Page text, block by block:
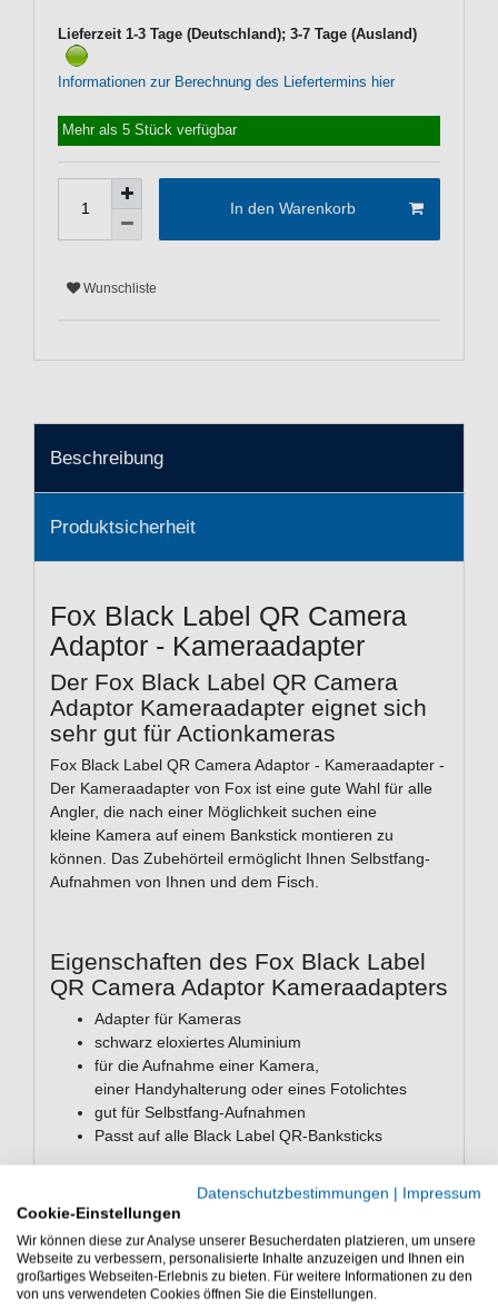
Lieferzeit 1-3 Tage (Deutschland); 3-7 Tage (Ausland)
Informationen zur Berechnung des Liefertermins hier
Mehr als 5 Stück verfügbar
In den Warenkorb
Wunschliste
Beschreibung
Produktsicherheit
Fox Black Label QR Camera
Adaptor - Kameraadapter
Der Fox Black Label QR Camera
Adaptor Kameraadapter eignet sich
sehr gut für Actionkameras
Fox Black Label QR Camera Adaptor - Kameraadapter -
Der Kameraadapter von Fox ist eine gute Wahl für alle
Angler, die nach einer Möglichkeit suchen eine
kleine Kamera auf einem Bankstick montieren zu
können. Das Zubehörteil ermöglicht Ihnen Selbstfang-
Aufnahmen von Ihnen und dem Fisch.
Eigenschaften des Fox Black Label
QR Camera Adaptor Kameraadapters
Adapter für Kameras
schwarz eloxiertes Aluminium
für die Aufnahme einer Kamera,
einer Handyhalterung oder eines Fotolichtes
gut für Selbstfang-Aufnahmen
Passt auf alle Black Label QR-Banksticks
Kameraadapter ist eine gute Wahl beim Fotografieren
oder auch beim Filmen. Kamerazubehör für viele
Actioncams.
Datenschutzbestimmungen | Impressum
Cookie-Einstellungen
Wir können diese zur Analyse unserer Besucherdaten platzieren, um unsere
Webseite zu verbessern, personalisierte Inhalte anzuzeigen und Ihnen ein
großartiges Webseiten-Erlebnis zu bieten. Für weitere Informationen zu den
von uns verwendeten Cookies öffnen Sie die Einstellungen.